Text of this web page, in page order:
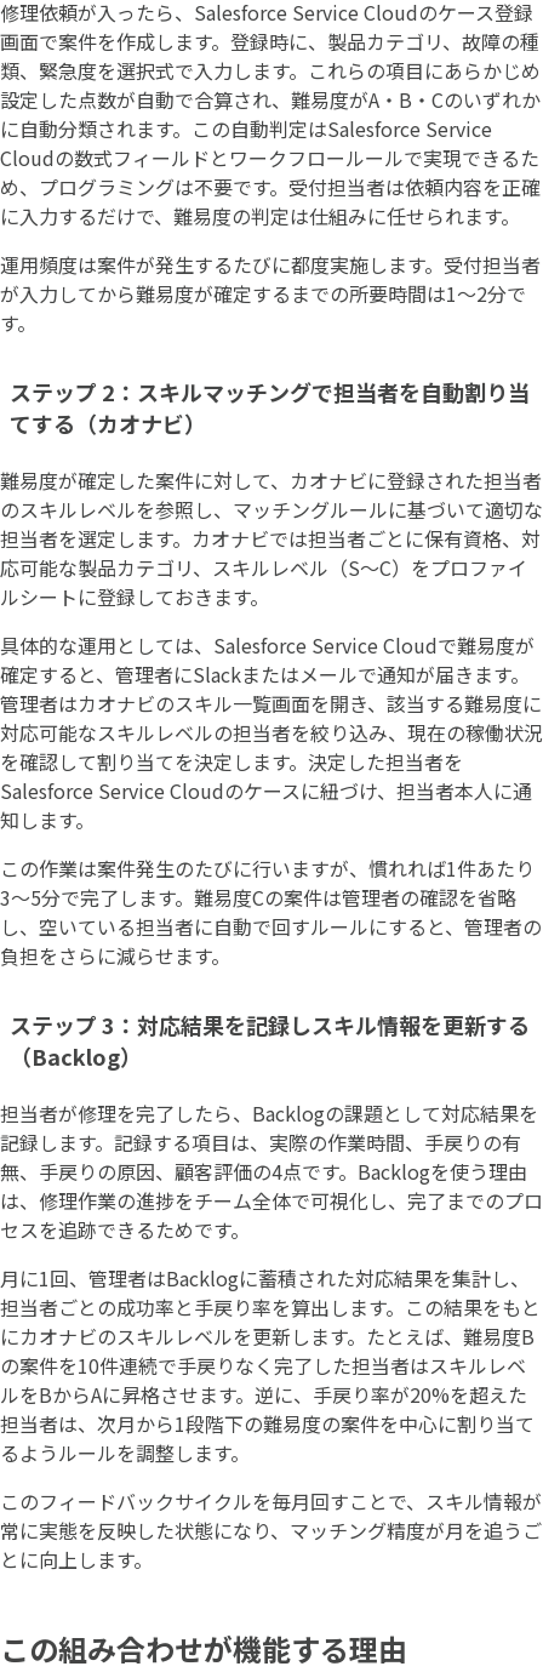
修理依頼が入ったら、Salesforce Service Cloudのケース登録
画面で案件を作成します。登録時に、製品カテゴリ、故障の種
類、緊急度を選択式で入力します。これらの項目にあらかじめ
設定した点数が自動で合算され、難易度がA・B・Cのいずれか
に自動分類されます。この自動判定はSalesforce Service
Cloudの数式フィールドとワークフロールールで実現できるた
め、プログラミングは不要です。受付担当者は依頼内容を正確
に入力するだけで、難易度の判定は仕組みに任せられます。
運用頻度は案件が発生するたびに都度実施します。受付担当者
が入力してから難易度が確定するまでの所要時間は1〜2分で
す。
ステップ 2：スキルマッチングで担当者を自動割り当
てする（カオナビ）
難易度が確定した案件に対して、カオナビに登録された担当者
のスキルレベルを参照し、マッチングルールに基づいて適切な
担当者を選定します。カオナビでは担当者ごとに保有資格、対
応可能な製品カテゴリ、スキルレベル（S〜C）をプロファイ
ルシートに登録しておきます。
具体的な運用としては、Salesforce Service Cloudで難易度が
確定すると、管理者にSlackまたはメールで通知が届きます。
管理者はカオナビのスキル一覧画面を開き、該当する難易度に
対応可能なスキルレベルの担当者を絞り込み、現在の稼働状況
を確認して割り当てを決定します。決定した担当者を
Salesforce Service Cloudのケースに紐づけ、担当者本人に通
知します。
この作業は案件発生のたびに行いますが、慣れれば1件あたり
3〜5分で完了します。難易度Cの案件は管理者の確認を省略
し、空いている担当者に自動で回すルールにすると、管理者の
負担をさらに減らせます。
ステップ 3：対応結果を記録しスキル情報を更新する
（Backlog）
担当者が修理を完了したら、Backlogの課題として対応結果を
記録します。記録する項目は、実際の作業時間、手戻りの有
無、手戻りの原因、顧客評価の4点です。Backlogを使う理由
は、修理作業の進捗をチーム全体で可視化し、完了までのプロ
セスを追跡できるためです。
月に1回、管理者はBacklogに蓄積された対応結果を集計し、
担当者ごとの成功率と手戻り率を算出します。この結果をもと
にカオナビのスキルレベルを更新します。たとえば、難易度B
の案件を10件連続で手戻りなく完了した担当者はスキルレベ
ルをBからAに昇格させます。逆に、手戻り率が20%を超えた
担当者は、次月から1段階下の難易度の案件を中心に割り当て
るようルールを調整します。
このフィードバックサイクルを毎月回すことで、スキル情報が
常に実態を反映した状態になり、マッチング精度が月を追うご
とに向上します。
この組み合わせが機能する理由